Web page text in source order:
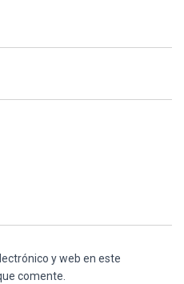
y web en este
comente.